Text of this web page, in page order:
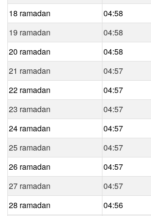
18 ramadan
04:58
19 ramadan
04:58
20 ramadan
04:58
21 ramadan
04:57
22 ramadan
04:57
23 ramadan
04:57
24 ramadan
04:57
25 ramadan
04:57
26 ramadan
04:57
27 ramadan
04:57
28 ramadan
04:56